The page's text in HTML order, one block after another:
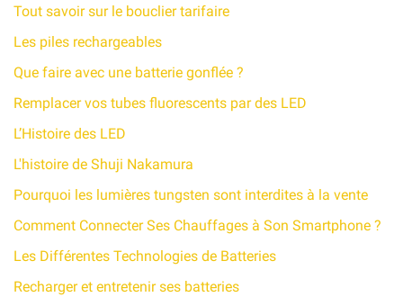
Tout savoir sur le bouclier tarifaire
Les piles rechargeables
Que faire avec une batterie gonflée ?
Remplacer vos tubes fluorescents par des LED
L’Histoire des LED
L'histoire de Shuji Nakamura
Pourquoi les lumières tungsten sont interdites à la vente
Comment Connecter Ses Chauffages à Son Smartphone ?
Les Différentes Technologies de Batteries
Recharger et entretenir ses batteries